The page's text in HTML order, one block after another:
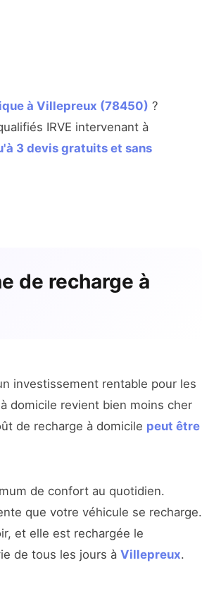
à Villepreux (78450) ?
IRVE intervenant à
3 devis gratuits et sans
de recharge à
investissement rentable pour les
domicile revient bien moins cher
de recharge à domicile peut être
de confort au quotidien.
que votre véhicule se recharge.
et elle est rechargée le
de tous les jours à Villepreux.